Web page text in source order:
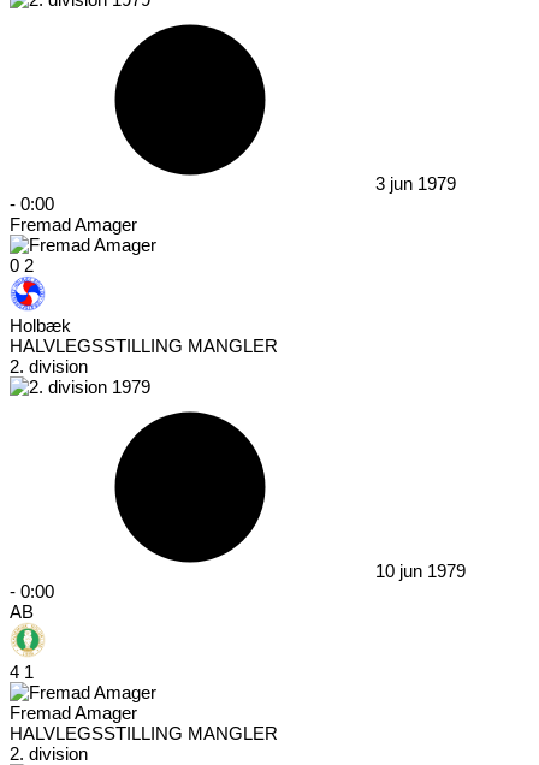
3 jun 1979
- 0:00
Fremad Amager
0 2
Holbæk
HALVLEGSSTILLING MANGLER
2. division
10 jun 1979
- 0:00
AB
4 1
Fremad Amager
HALVLEGSSTILLING MANGLER
2. division